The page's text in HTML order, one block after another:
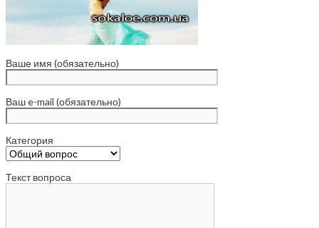
Ваше имя (обязательно)
Ваш e-mail (обязательно)
Категория
Текст вопроса